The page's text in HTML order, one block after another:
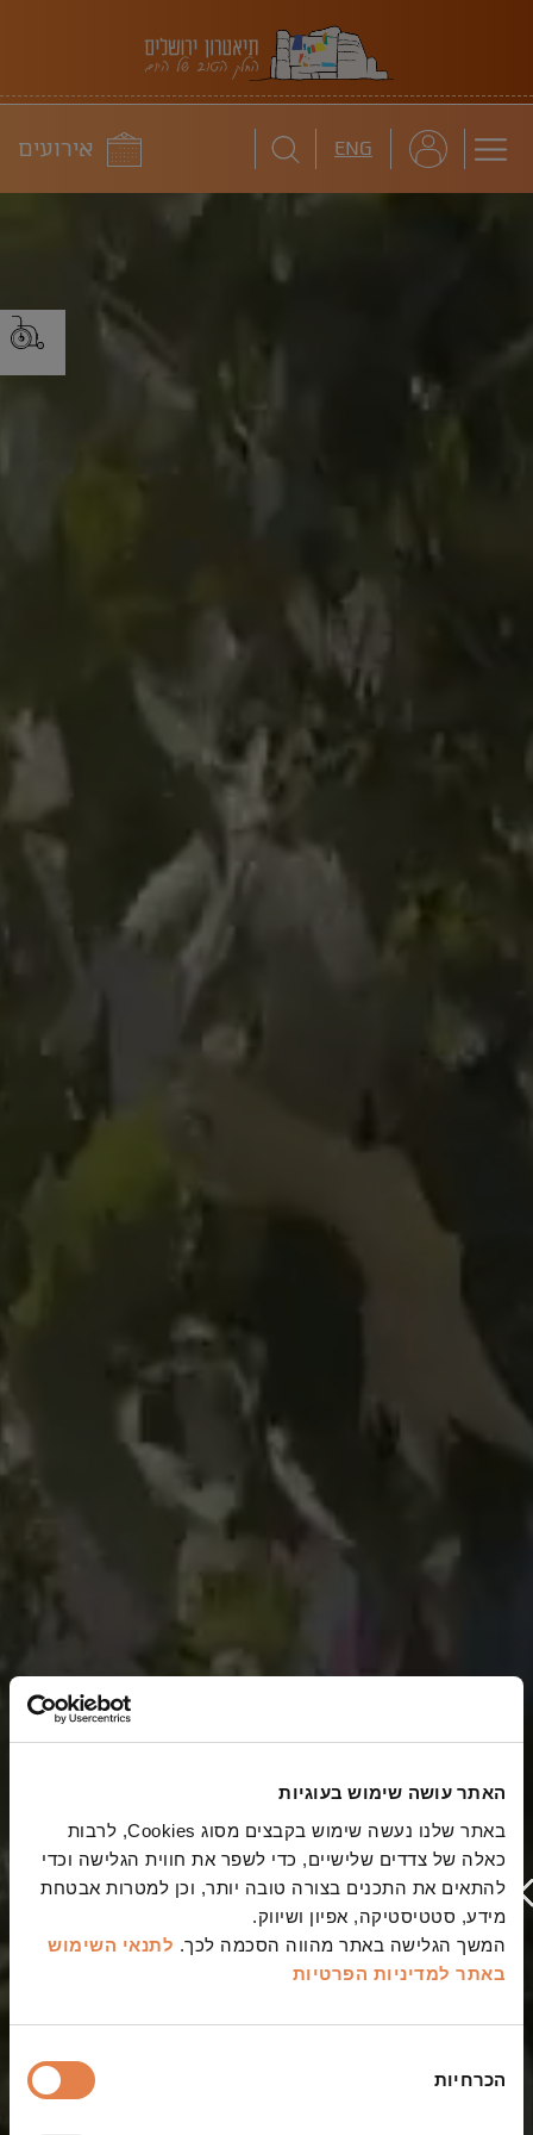
האתר עושה שימוש בעוגיות
באתר שלנו נעשה שימוש בקבצים מסוג Cookies, לרבות
כאלה של צדדים שלישיים, כדי לשפר את חווית הגלישה וכדי
להתאים את התכנים בצורה טובה יותר, וכן למטרות אבטחת
מידע, סטטיסטיקה, אפיון ושיווק.
המשך הגלישה באתר מהווה הסכמה לכך. לתנאי השימוש
באתר למדיניות הפרטיות
הסכמה
הכרחיות
תיאטרון ירושלים
ENG לוח
אירועים
ברוכים הבאים